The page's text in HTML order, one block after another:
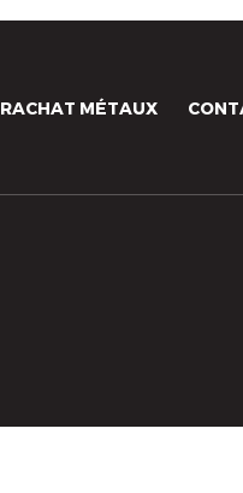
RACHAT MÉTAUX